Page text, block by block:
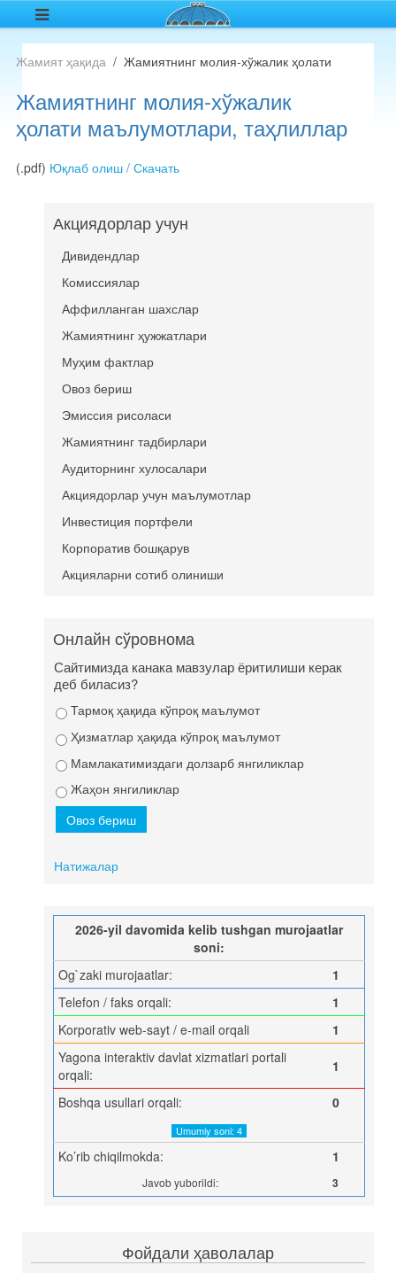
Жамият ҳақида Жамиятнинг молия-хўжалик ҳолати
Жамиятнинг молия-хўжалик
ҳолати маълумотлари, таҳлиллар
(.pdf) Юқлаб олиш / Скачать
Акциядорлар учун
Дивидендлар
Комиссиялар
Аффилланган шахслар
Жамиятнинг ҳужжатлари
Муҳим фактлар
Овоз бериш
Эмиссия рисоласи
Жамиятнинг тадбирлари
Аудиторнинг хулосалари
Акциядорлар учун маълумотлар
Инвестиция портфели
Корпоратив бошқарув
Акцияларни сотиб олиниши
Онлайн сўровнома
Сайтимизда канака мавзулар ёритилиши керак
деб биласиз?
Тармоқ ҳақида кўпроқ маълумот
Ҳизматлар ҳақида кўпроқ маълумот
Мамлакатимиздаги долзарб янгиликлар
Жаҳон янгиликлар
Натижалар
2026-yil davomida kelib tushgan murojaatlar
soni:
Og`zaki murojaatlar:
1
Telefon / faks orqali:
1
Korporativ web-sayt / e-mail orqali
1
Yagona interaktiv davlat xizmatlari portali
orqali:
1
Boshqa usullari orqali: 0
Umumiy soni: 4
Ko’rib chiqilmokda: 1
Javob yuborildi: 3
Фойдали ҳаволалар